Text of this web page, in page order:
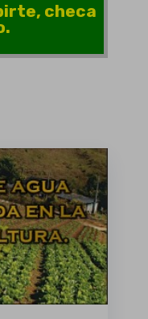
checa